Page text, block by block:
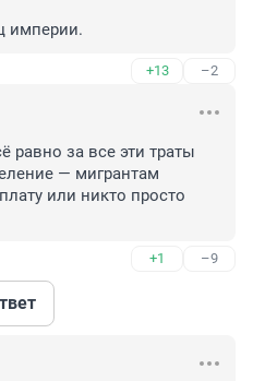
империи.
+13 –2
равно за все эти траты
— мигрантам
или никто просто
+1 –9